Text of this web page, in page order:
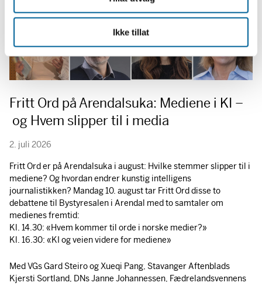
Ikke tillat
Fritt Ord på Arendalsuka: Mediene i KI –
og Hvem slipper til i media
2. juli 2026
Fritt Ord er på Arendalsuka i august: Hvilke stemmer slipper til i
mediene? Og hvordan endrer kunstig intelligens
journalistikken? Mandag 10. august tar Fritt Ord disse to
debattene til Bystyresalen i Arendal med to samtaler om
medienes fremtid:
Kl. 14.30: «Hvem kommer til orde i norske medier?»
Kl. 16.30: «KI og veien videre for mediene»
Med VGs Gard Steiro og Xueqi Pang, Stavanger Aftenblads
Kjersti Sortland, DNs Janne Johannessen, Fædrelandsvennens